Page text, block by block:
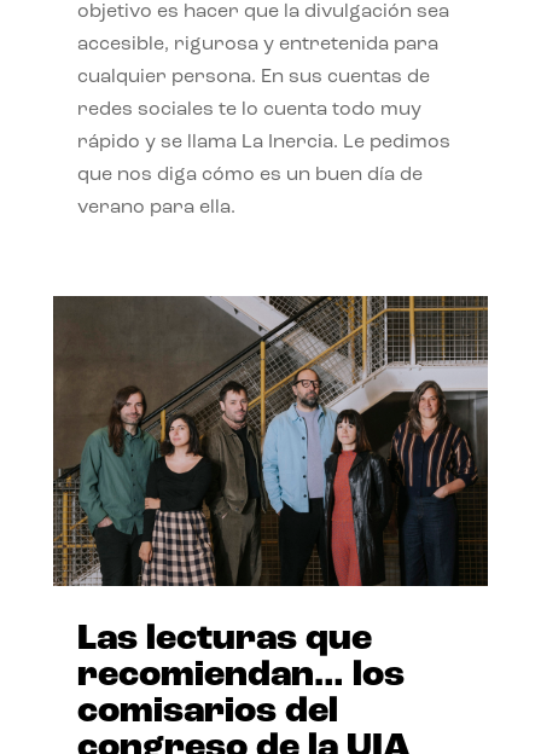
objetivo es hacer que la divulgación sea
accesible, rigurosa y entretenida para
cualquier persona. En sus cuentas de
redes sociales te lo cuenta todo muy
rápido y se llama La Inercia. Le pedimos
que nos diga cómo es un buen día de
verano para ella.
Las lecturas que
recomiendan… los
comisarios del